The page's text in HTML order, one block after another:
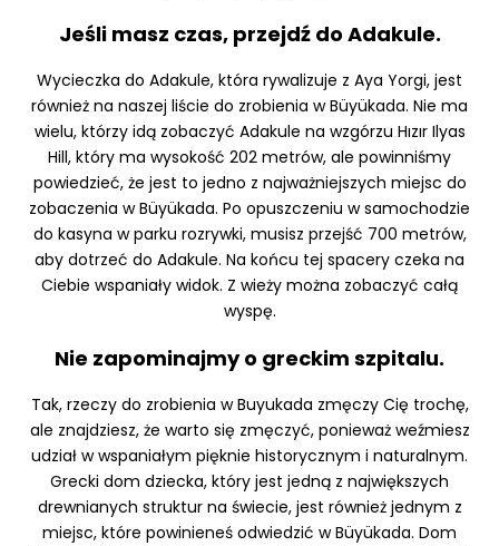
Jeśli masz czas, przejdź do Adakule.
Wycieczka do Adakule, która rywalizuje z Aya Yorgi, jest
również na naszej liście do zrobienia w Büyükada. Nie ma
wielu, którzy idą zobaczyć Adakule na wzgórzu Hızır Ilyas
Hill, który ma wysokość 202 metrów, ale powinniśmy
powiedzieć, że jest to jedno z najważniejszych miejsc do
zobaczenia w Büyükada. Po opuszczeniu w samochodzie
do kasyna w parku rozrywki, musisz przejść 700 metrów,
aby dotrzeć do Adakule. Na końcu tej spacery czeka na
Ciebie wspaniały widok. Z wieży można zobaczyć całą
wyspę.
Nie zapominajmy o greckim szpitalu.
Tak, rzeczy do zrobienia w Buyukada zmęczy Cię trochę,
ale znajdziesz, że warto się zmęczyć, ponieważ weźmiesz
udział w wspaniałym pięknie historycznym i naturalnym.
Grecki dom dziecka, który jest jedną z największych
drewnianych struktur na świecie, jest również jednym z
miejsc, które powinieneś odwiedzić w Büyükada. Dom